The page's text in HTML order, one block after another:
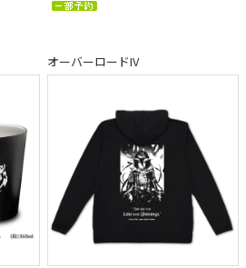
オーバーロードIV